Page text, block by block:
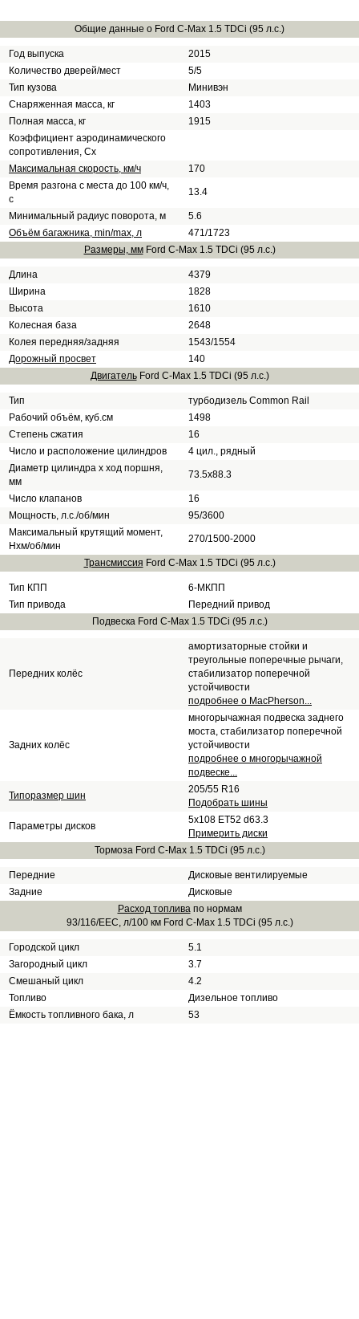
Общие данные о Ford C-Max 1.5 TDCi (95 л.с.)
Год выпуска
2015
Количество дверей/мест
5/5
Тип кузова
Минивэн
Снаряженная масса, кг
1403
Полная масса, кг
1915
Коэффициент аэродинамического
сопротивления, Сх
Максимальная скорость, км/ч
170
Время разгона с места до 100 км/ч,
с
13.4
Минимальный радиус поворота, м
5.6
Объём багажника, min/max, л
471/1723
Размеры, ммFord C-Max 1.5 TDCi (95 л.с.)
Длина
4379
Ширина
1828
Высота
1610
Колесная база
2648
Колея передняя/задняя
1543/1554
Дорожный просвет
140
ДвигательFord C-Max 1.5 TDCi (95 л.с.)
Тип
турбодизель Common Rail
Рабочий объём, куб.см
1498
Степень сжатия
16
Число и расположение цилиндров
4 цил., рядный
Диаметр цилиндра х ход поршня,
мм
73.5x88.3
Число клапанов
16
Мощность, л.с./об/мин
95/3600
Максимальный крутящий момент,
Нхм/об/мин
270/1500-2000
Трансмиссия Ford C-Max 1.5 TDCi (95 л.с.)
Тип КПП
6-МКПП
Тип привода
Передний привод
Подвеска Ford C-Max 1.5 TDCi (95 л.с.)
Передних колёс
амортизаторные стойки и
треугольные поперечные рычаги,
стабилизатор поперечной
устойчивости
подробнее о MacPherson...
Задних колёс
многорычажная подвеска заднего
моста, стабилизатор поперечной
устойчивости
подробнее о многорычажной
подвеске...
Типоразмер шин
205/55 R16
Подобрать шины
Параметры дисков
5x108 ET52 d63.3
Примерить диски
Тормоза Ford C-Max 1.5 TDCi (95 л.с.)
Передние
Дисковые вентилируемые
Задние
Дисковые
Расход топливапо нормам
93/116/EEC, л/100 км Ford C-Max 1.5 TDCi (95 л.с.)
Городской цикл
5.1
Загородный цикл
3.7
Смешаный цикл
4.2
Топливо
Дизельное топливо
Ёмкость топливного бака, л
53